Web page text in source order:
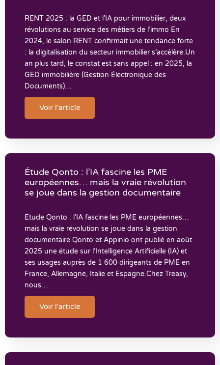
RENT 2025 : la GED et l’IA pour immobilier, deux
révolutions au service des métiers de l’immo En
2024, le salon RENT confirmait une tendance forte
: la digitalisation du secteur immobilier s’accélère.Un
an plus tard, le constat est sans appel : en 2025, la
GED immobilière (Gestion Électronique des
Documents)…
Voir l'article
Étude Qonto : l’IA fascine les PME
européennes… mais la vraie révolution
se joue dans la gestion documentaire
Étude Qonto : l’IA fascine les PME européennes…
mais la vraie révolution se joue dans la gestion
documentaire Qonto et Appinio ont publié en août
2025 une étude sur l’Intelligence Artificielle (IA) et
ses usages auprès de 1 600 dirigeants de PME en
France, Allemagne, Italie et Espagne.Chez Treasy,
nous…
Voir l'article